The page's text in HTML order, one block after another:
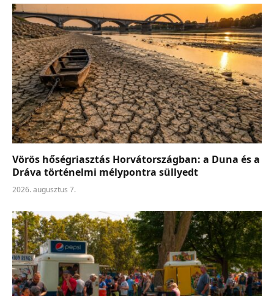
Vörös hőségriasztás Horvátországban: a Duna és a
Dráva történelmi mélypontra süllyedt
2026. augusztus 7.